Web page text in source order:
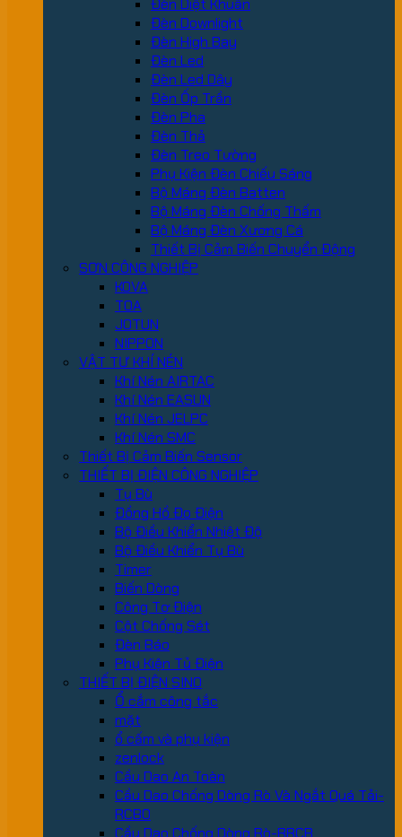
Đèn Diệt Khuẩn
Đèn Downlight
Đèn High Bay
Đèn Led
Đèn Led Dây
Đèn Ốp Trần
Đèn Pha
Đèn Thả
Đèn Treo Tường
Phụ Kiện Đèn Chiếu Sáng
Bộ Máng Đèn Batten
Bộ Máng Đèn Chống Thấm
Bộ Máng Đèn Xương Cá
Thiết Bị Cảm Biến Chuyển Động
SƠN CÔNG NGHIỆP
KOVA
TOA
JOTUN
NIPPON
VẬT TƯ KHÍ NÉN
Khí Nén AIRTAC
Khí Nén EASUN
Khí Nén JELPC
Khí Nén SMC
Thiết Bị Cảm Biến Sensor
THIẾT BỊ ĐIỆN CÔNG NGHIỆP
Tụ Bù
Đồng Hồ Đo Điện
Bộ Điều Khiển Nhiệt Độ
Bộ Điều Khiển Tụ Bù
Timer
Biến Dòng
Công Tơ Điện
Cột Chống Sét
Đèn Báo
Phụ Kiện Tủ Điện
THIẾT BỊ ĐIỆN SINO
Ổ cắm công tắc
mặt
ổ cấm và phụ kiện
zenlock
Cầu Dao An Toàn
Cầu Dao Chống Dòng Rò Và Ngắt Quá Tải-
RCBO
Cầu Dao Chống Dòng Rò-RRCB